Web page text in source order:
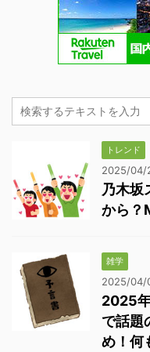
トレンド
2025/04/
乃木坂
から？
雑学
2025/04/
2025
で話題
め！何